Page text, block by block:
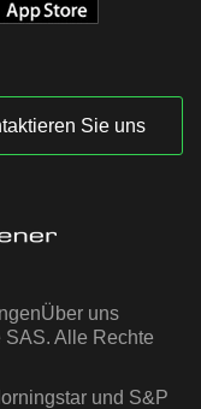
Sie uns
Über uns
Alle Rechte
und S&P